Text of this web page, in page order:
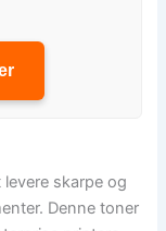
skarpe og
Denne toner